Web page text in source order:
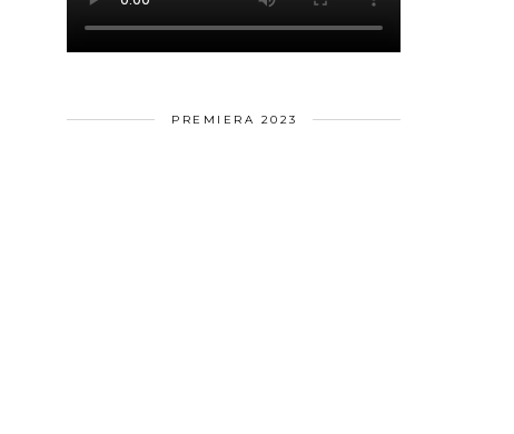
PREMIERA 2023